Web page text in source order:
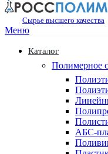
Сырье высшего качества
Меню
Каталог
Полимерное
АБС-